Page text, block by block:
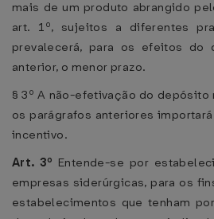
mais de um produto abrangido
art. 1º, sujeitos a diferentes
prevalecerá, para os efeitos do
anterior, o menor prazo.
§ 3º A não-efetivação do depósito
os parágrafos anteriores
incentivo.
Art. 3º Entende-se por
empresas siderúrgicas, para os
estabelecimentos que tenham